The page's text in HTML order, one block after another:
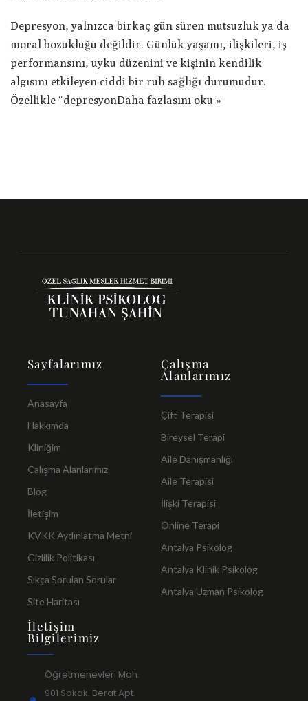
Depresyon, yalnızca birkaç gün süren mutsuzluk ya da
moral bozukluğu değildir. Günlük yaşamı, ilişkileri, iş
performansını, uyku düzenini ve kişinin kendilik
algısını etkileyen ciddi bir ruh sağlığı durumudur.
Özellikle “depresyonDaha fazlasını oku »
Sayfalarımız
Anasayfa
Hakkımda
Kliniğim
Çalışma Alanlarımız
Blog
İletişim
KVKK Aydınlatma Metni
Gizlilik Politikası
Sıkça Sorulan Sorular
Site Haritası
Çalışma
Alanlarımız
Çift Terapisi
Bireysel Terapi
Aile Danışmanlığı
Aile Terapisi
İlişki Terapisi
Online Terapi
Antalya Psikolog
Antalya Klinik Psikolog
Antalya Uzman Psikolog
İletişim
Bilgilerimiz
Öğretmenevleri Mah.
901 Sokak. Berat Apt.